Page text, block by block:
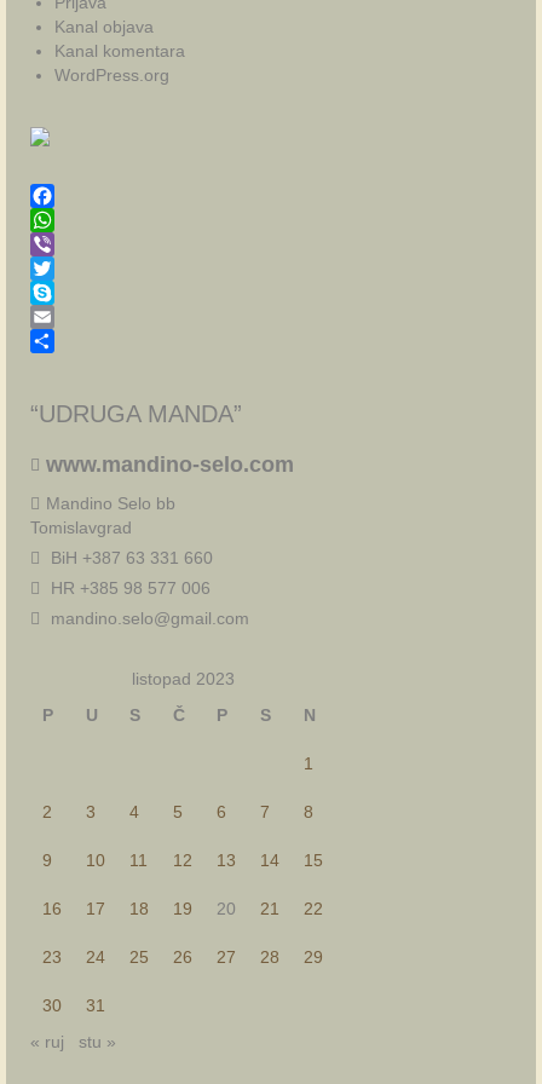
Kanal objava
Kanal komentara
WordPress.org
Facebook
WhatsApp
Viber
Twitter
Skype
Email
“UDRUGA MANDA”
www.mandino-selo.com
Mandino Selo bb
Tomislavgrad
BiH +387 63 331 660
HR +385 98 577 006
mandino.selo@gmail.com
listopad 2023
P
U S Č P S N
1
2 3 4 5 6 7 8
9 10 11 12 13 14 15
16 17 18 19 20 21 22
23 24 25 26 27 28 29
30
31
« ruj
stu »